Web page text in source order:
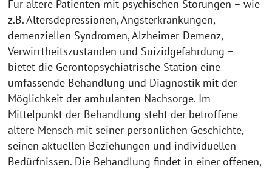
Für ältere Patienten mit psychischen Störungen – wie
z.B. Altersdepressionen, Angsterkrankungen,
demenziellen Syndromen, Alzheimer-Demenz,
Verwirrtheitszuständen und Suizidgefährdung –
bietet die Gerontopsychiatrische Station eine
umfassende Behandlung und Diagnostik mit der
Möglichkeit der ambulanten Nachsorge. Im
Mittelpunkt der Behandlung steht der betroffene
ältere Mensch mit seiner persönlichen Geschichte,
seinen aktuellen Beziehungen und individuellen
Bedürfnissen. Die Behandlung findet in einer offenen,